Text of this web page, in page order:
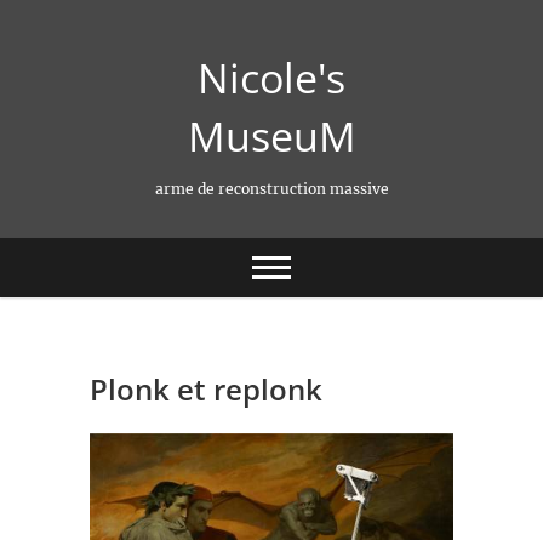
Nicole's
MuseuM
arme de reconstruction massive
Plonk et replonk